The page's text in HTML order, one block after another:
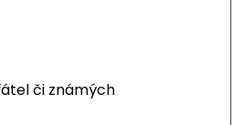
či známých